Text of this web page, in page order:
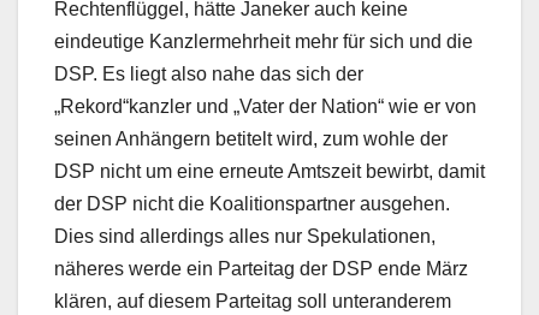
Rechtenflüggel, hätte Janeker auch keine
eindeutige Kanzlermehrheit mehr für sich und die
DSP. Es liegt also nahe das sich der
„Rekord“kanzler und „Vater der Nation“ wie er von
seinen Anhängern betitelt wird, zum wohle der
DSP nicht um eine erneute Amtszeit bewirbt, damit
der DSP nicht die Koalitionspartner ausgehen.
Dies sind allerdings alles nur Spekulationen,
näheres werde ein Parteitag der DSP ende März
klären, auf diesem Parteitag soll unteranderem